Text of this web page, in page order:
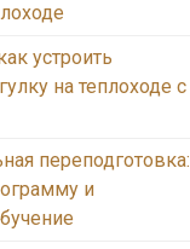
устроить
на теплоходе с
переподготовка:
и